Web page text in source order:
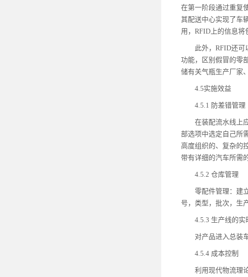
在第一阶段通过重复
其配送中心实现了车
用，RFID上的信息将
此外，RFID还可
功能，区别假冒的零
储有关气瓶生产厂家
4.5实施效益
4.5.1 防差错管理
在装配流水线上
部选项中选定自己所
高度组织的、复杂的
带有详细的汽车所需
4.5.2 仓库管理
零配件管理：建
号，类型，批次，生
4.5.3 生产线的实
对产品进入总装
4.5.4 成本控制
利用现代物流理